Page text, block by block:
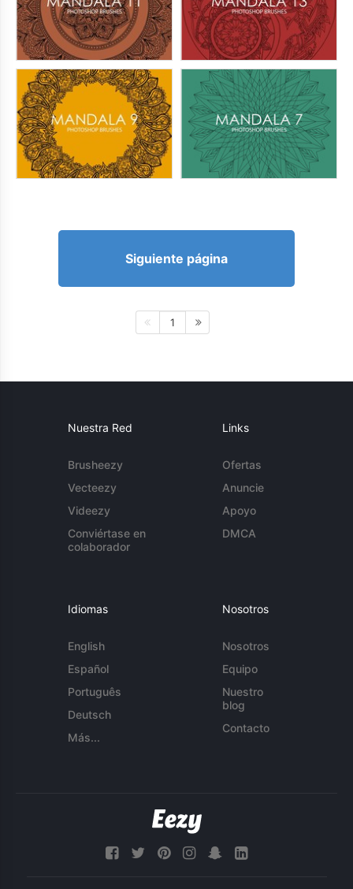
Siguiente página
1
Nuestra Red
Brusheezy
Vecteezy
Videezy
Conviértase en
colaborador
Links
Ofertas
Anuncie
Apoyo
DMCA
Idiomas
English
Español
Português
Deutsch
Más...
Nosotros
Nosotros
Equipo
Nuestro
blog
Contacto